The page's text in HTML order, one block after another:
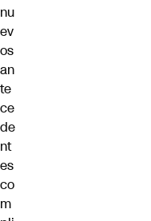
nu
ev
os
an
te
ce
de
nt
es
co
m